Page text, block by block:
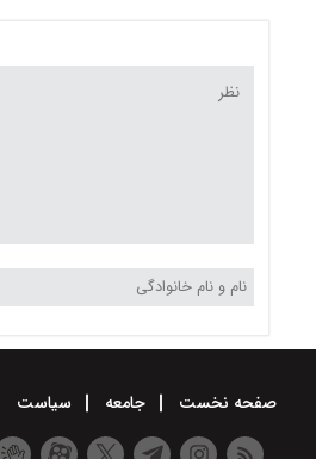
صفحه نخست جامعه سیاست